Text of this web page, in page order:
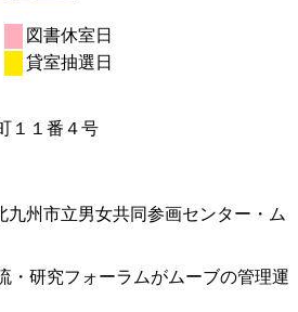
図書休室日
貸室抽選日
１１番４号
九州市立男女共同参画センター・ム
・研究フォーラムがムーブの管理運